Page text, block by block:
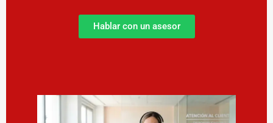
Hablar con un asesor